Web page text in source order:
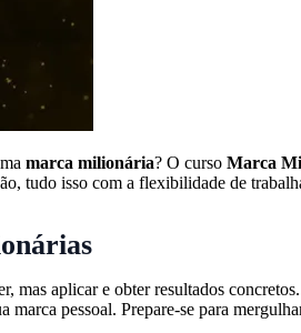
marca milionária? O curso Marca
tudo isso com a flexibilidade de
mas aplicar e obter resultados
marca pessoal. Prepare-se para